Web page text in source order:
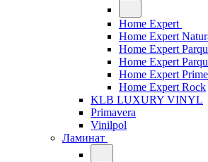
Home Expert
Home Expert
Home Expert
Home Expert
Home Expert Prime
Home Expert Rock
KLB LUXURY VINYL
Primavera
Vinilpol
Ламинат